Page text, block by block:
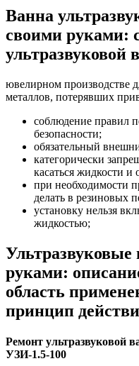
Ванна
своими руками:
ультразвуковой
ювелирном производстве
металлов, потерявших
соблюдение правил
безопасности;
обязательный
категорически
касаться жидкости
при необходимости
делать в резиновых
установку нельзя
жидкостью;
руками:
область
принцип
Ремонт
УЗИ-1.5-100